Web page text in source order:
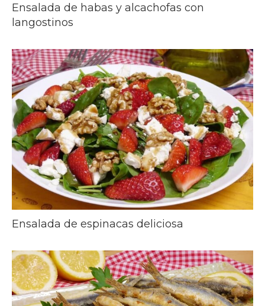
Ensalada de habas y alcachofas con
langostinos
Ensalada de espinacas deliciosa